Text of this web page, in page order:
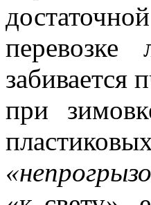
перевозке
забивается
при